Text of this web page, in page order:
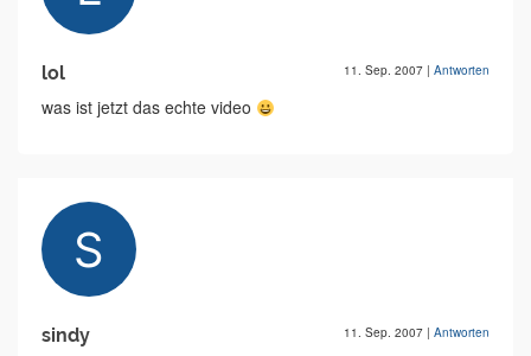
lol 11. Sep. 2007 | Antworten
was ist jetzt das echte video
sindy 11. Sep. 2007 | Antworten